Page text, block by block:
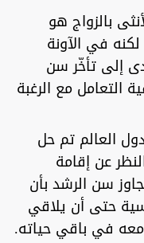
بالزواج هو
في الآونة
إلى تأخّر سن
التعامل مع الرغبة
العالم تم حل
عن إقامة
سن الرشد بأن
حتى أن يلاقي
في باقي حياته.